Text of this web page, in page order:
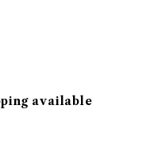
available